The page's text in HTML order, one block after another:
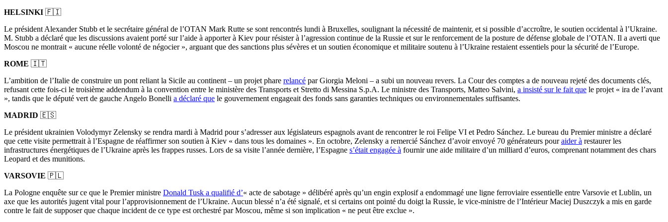
HELSINKI 🇫🇮
Le président Alexander Stubb et le secrétaire général de l’OTAN Mark Rutte se sont rencontrés lundi à Bruxelles, soulignant la nécessité de maintenir, et si possible d’accroître, le soutien occidental à l’Ukraine.
M. Stubb a déclaré que les discussions avaient porté sur l’aide à apporter à Kiev pour résister à l’agression continue de la Russie et sur le renforcement de la posture de défense globale de l’OTAN. Il a averti que
Moscou ne montrait « aucune réelle volonté de négocier », arguant que des sanctions plus sévères et un soutien économique et militaire soutenu à l’Ukraine restaient essentiels pour la sécurité de l’Europe.
ROME 🇮🇹
L’ambition de l’Italie de construire un pont reliant la Sicile au continent – un projet phare relancé par Giorgia Meloni – a subi un nouveau revers. La Cour des comptes a de nouveau rejeté des documents clés,
refusant cette fois-ci le troisième addendum à la convention entre le ministère des Transports et Stretto di Messina S.p.A. Le ministre des Transports, Matteo Salvini, a insisté sur le fait que le projet « ira de l’avant
», tandis que le député vert de gauche Angelo Bonelli a déclaré que le gouvernement engageait des fonds sans garanties techniques ou environnementales suffisantes.
MADRID 🇪🇸
Le président ukrainien Volodymyr Zelensky se rendra mardi à Madrid pour s’adresser aux législateurs espagnols avant de rencontrer le roi Felipe VI et Pedro Sánchez. Le bureau du Premier ministre a déclaré
que cette visite permettrait à l’Espagne de réaffirmer son soutien à Kiev « dans tous les domaines ». En octobre, Zelensky a remercié Sánchez d’avoir envoyé 70 générateurs pouraider à restaurer les
infrastructures énergétiques de l’Ukraine après les frappes russes. Lors de sa visite l’année dernière, l’Espagne s’était engagée à fournir une aide militaire d’un milliard d’euros, comprenant notamment des chars
Leopard et des munitions.
VARSOVIE 🇵🇱
La Pologne enquête sur ce que le Premier ministre Donald Tusk a qualifié d’« acte de sabotage » délibéré après qu’un engin explosif a endommagé une ligne ferroviaire essentielle entre Varsovie et Lublin, un
axe que les autorités jugent vital pour l’approvisionnement de l’Ukraine. Aucun blessé n’a été signalé, et si certains ont pointé du doigt la Russie, le vice-ministre de l’Intérieur Maciej Duszczyk a mis en garde
contre le fait de supposer que chaque incident de ce type est orchestré par Moscou, même si son implication « ne peut être exclue ».